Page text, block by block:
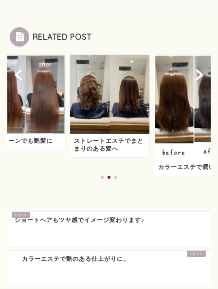
RELATED POST
トーンでも艶髪に
ストレートエステでまと
まりのある髪へ
カラーエステで潤い
ショートヘアもツヤ感でイメージ変わります♪
カラーエステで艶のある仕上がりに。